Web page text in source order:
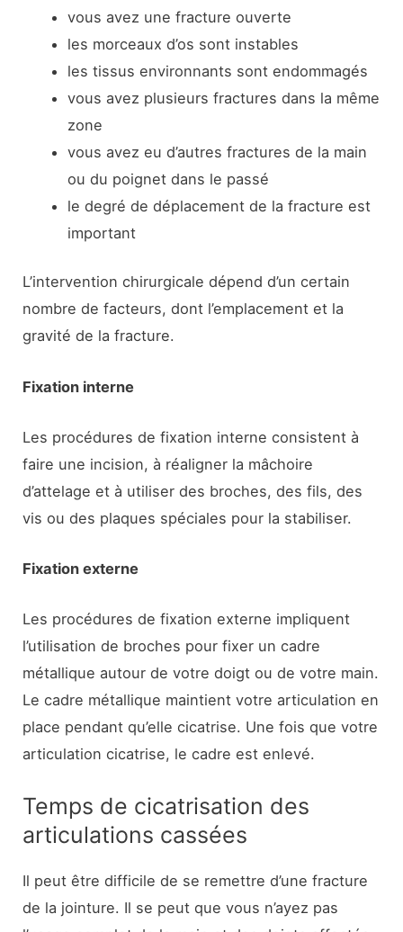
vous avez une fracture ouverte
les morceaux d’os sont instables
les tissus environnants sont endommagés
vous avez plusieurs fractures dans la même
zone
vous avez eu d’autres fractures de la main
ou du poignet dans le passé
le degré de déplacement de la fracture est
important
L’intervention chirurgicale dépend d’un certain
nombre de facteurs, dont l’emplacement et la
gravité de la fracture.
Fixation interne
Les procédures de fixation interne consistent à
faire une incision, à réaligner la mâchoire
d’attelage et à utiliser des broches, des fils, des
vis ou des plaques spéciales pour la stabiliser.
Fixation externe
Les procédures de fixation externe impliquent
l’utilisation de broches pour fixer un cadre
métallique autour de votre doigt ou de votre main.
Le cadre métallique maintient votre articulation en
place pendant qu’elle cicatrise. Une fois que votre
articulation cicatrise, le cadre est enlevé.
Temps de cicatrisation des
articulations cassées
Il peut être difficile de se remettre d’une fracture
de la jointure. Il se peut que vous n’ayez pas